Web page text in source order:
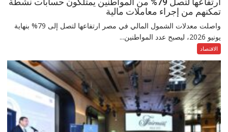
تمكنهم من إجراء معاملات مالية
واصلت معدلات الشمول المالي في مصر ارتفاعها لتصل إلى 79% بنهاية
يونيو 2026، ليصبح عدد المواطنين...
الاقتصاد